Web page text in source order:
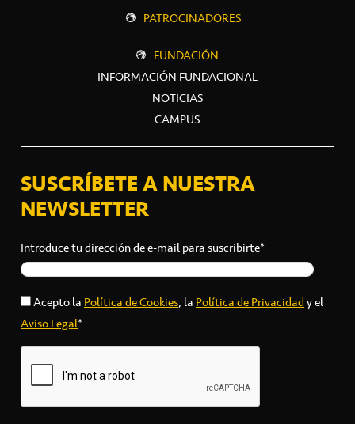
PATROCINADORES
FUNDACIÓN
INFORMACIÓN FUNDACIONAL
NOTICIAS
CAMPUS
SUSCRÍBETE A NUESTRA
NEWSLETTER
Introduce tu dirección de e-mail para suscribirte*
Acepto laPolítica de Cookies, laPolítica de Privacidady el
Aviso Legal*